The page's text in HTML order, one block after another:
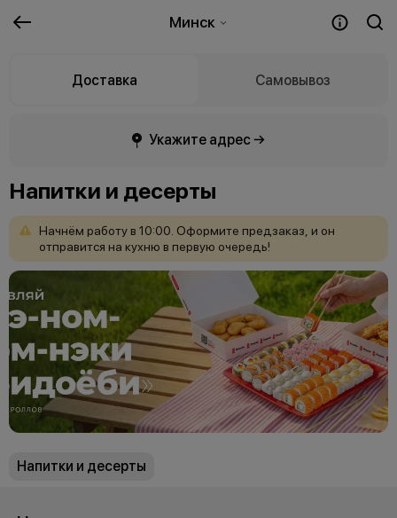
Минск
Доставка Самовывоз
Укажите адрес →
Напитки и десерты
Начнём работу в 10:00. Оформите предзаказ, и он
отправится на кухню в первую очередь!
Напитки и десерты